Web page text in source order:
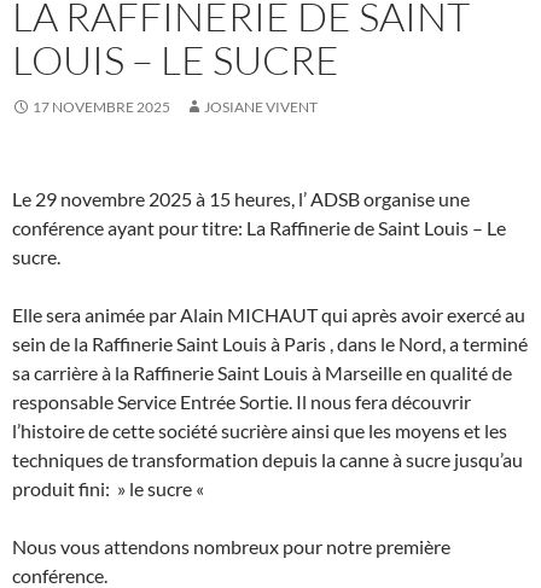
LA RAFFINERIE DE SAINT
LOUIS – LE SUCRE
17 NOVEMBRE 2025 JOSIANE VIVENT
Le 29 novembre 2025 à 15 heures, l’ ADSB organise une
conférence ayant pour titre: La Raffinerie de Saint Louis – Le
sucre.
Elle sera animée par Alain MICHAUT qui après avoir exercé au
sein de la Raffinerie Saint Louis à Paris , dans le Nord, a terminé
sa carrière à la Raffinerie Saint Louis à Marseille en qualité de
responsable Service Entrée Sortie. Il nous fera découvrir
l’histoire de cette société sucrière ainsi que les moyens et les
techniques de transformation depuis la canne à sucre jusqu’au
produit fini: » le sucre «
Nous vous attendons nombreux pour notre première
conférence.